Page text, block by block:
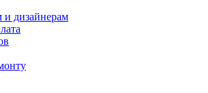
и дизайнерам